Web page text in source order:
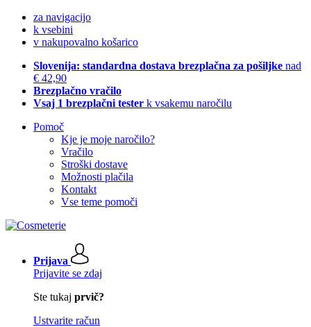
za navigacijo
k vsebini
v nakupovalno košarico
Slovenija: standardna dostava brezplačna za pošiljke nad
€ 42,90
Brezplačno vračilo
Vsaj 1 brezplačni tester k vsakemu naročilu
Pomoč
Kje je moje naročilo?
Vračilo
Stroški dostave
Možnosti plačila
Kontakt
Vse teme pomoči
Prijava
Prijavite se zdaj
Ste tukaj prvič?
Ustvarite račun